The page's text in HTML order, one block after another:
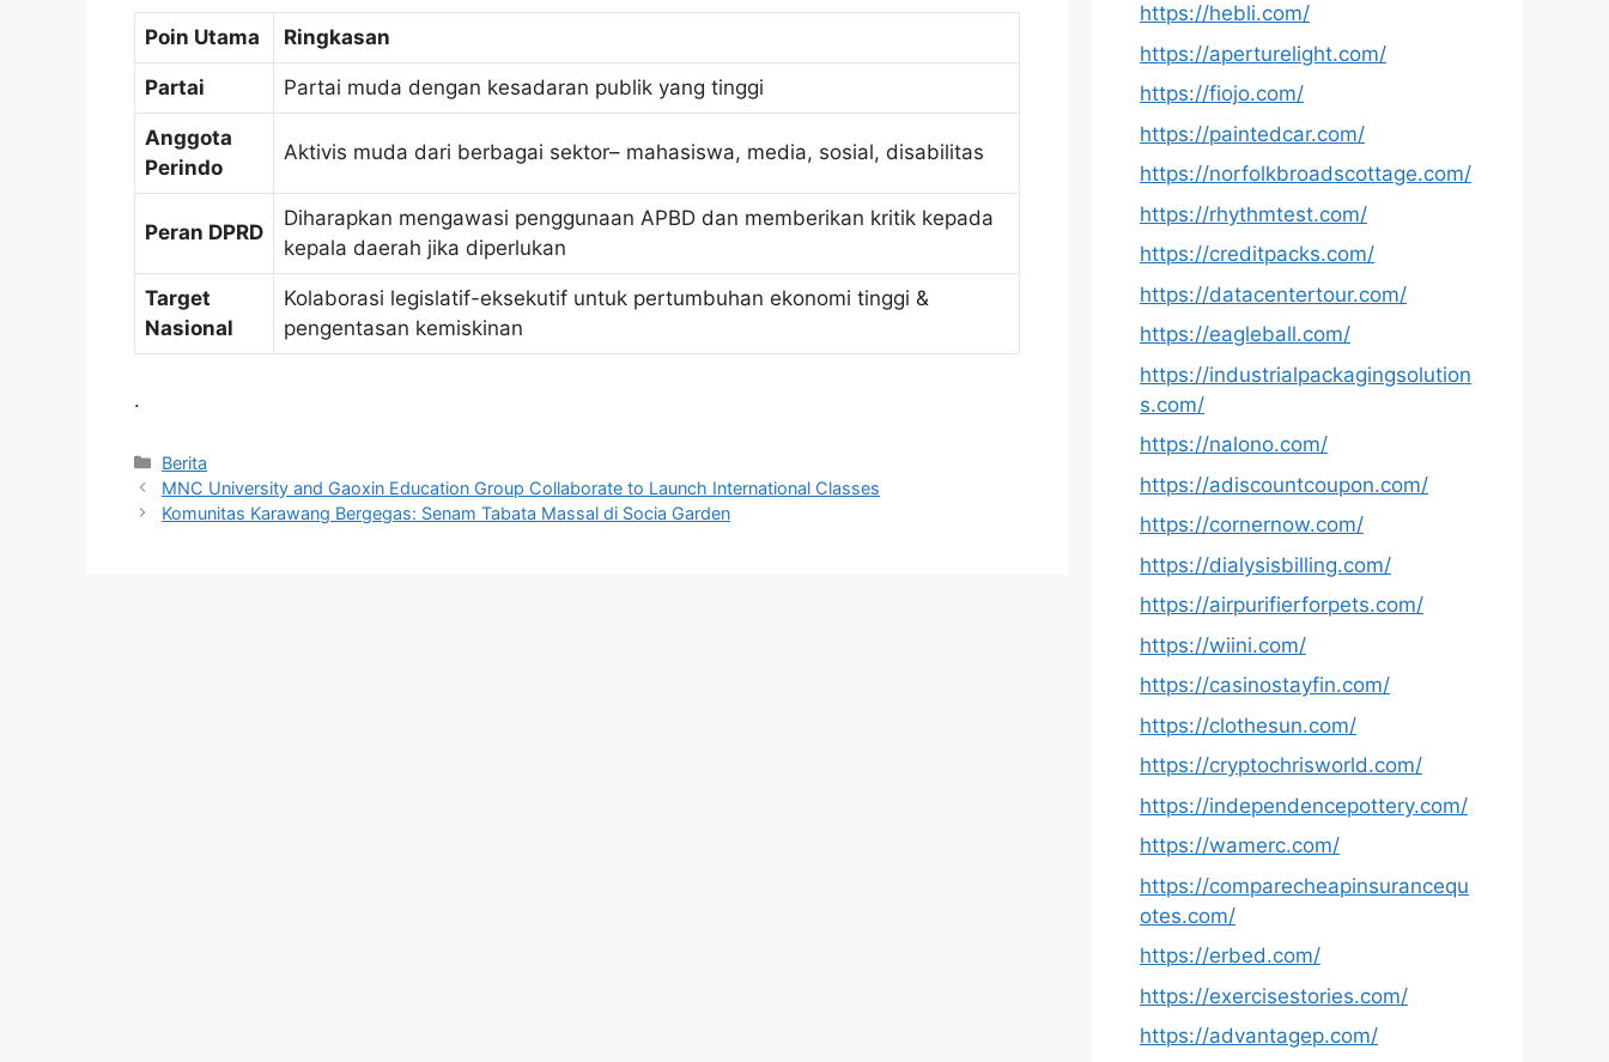
Poin Utama Ringkasan
Partai Partai muda dengan kesadaran publik yang tinggi
Anggota
Perindo
Aktivis muda dari berbagai sektor– mahasiswa, media, sosial, disabilitas
Peran DPRD
Diharapkan mengawasi penggunaan APBD dan memberikan kritik kepada
kepala daerah jika diperlukan
Target
Nasional
Kolaborasi legislatif-eksekutif untuk pertumbuhan ekonomi tinggi &
pengentasan kemiskinan
.
Kategori
Berita
MNC University and Gaoxin Education Group Collaborate to Launch International Classes
Komunitas Karawang Bergegas: Senam Tabata Massal di Socia Garden
https://hebli.com/
https://aperturelight.com/
https://fiojo.com/
https://paintedcar.com/
https://norfolkbroadscottage.com/
https://rhythmtest.com/
https://creditpacks.com/
https://datacentertour.com/
https://eagleball.com/
https://industrialpackagingsolution
s.com/
https://nalono.com/
https://adiscountcoupon.com/
https://cornernow.com/
https://dialysisbilling.com/
https://airpurifierforpets.com/
https://wiini.com/
https://casinostayfin.com/
https://clothesun.com/
https://cryptochrisworld.com/
https://independencepottery.com/
https://wamerc.com/
https://comparecheapinsurancequ
otes.com/
https://erbed.com/
https://exercisestories.com/
https://advantagep.com/